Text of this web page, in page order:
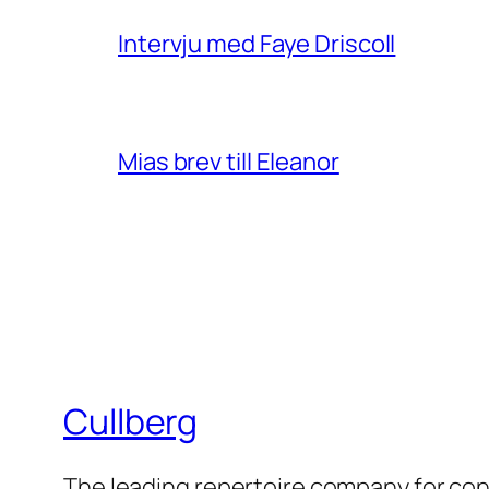
Intervju med Faye Driscoll
Mias brev till Eleanor
Cullberg